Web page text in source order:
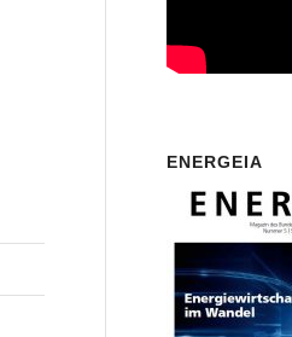
ENERGEIA